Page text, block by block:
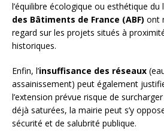
l’équilibre écologique ou esthétique du
des Bâtiments de France (ABF) ont
regard sur les projets situés à
historiques.
Enfin, l’insuffisance des réseaux
assainissement) peut également
l’extension prévue risque de
déjà saturées, la mairie peut s’y
sécurité et de salubrité publique.